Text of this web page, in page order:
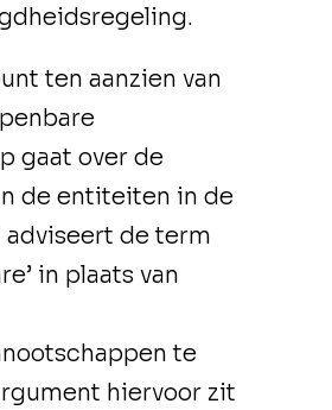
ten aanzien van
gaat over de
de entiteiten in de
adviseert de term
in plaats van
te
hiervoor zit